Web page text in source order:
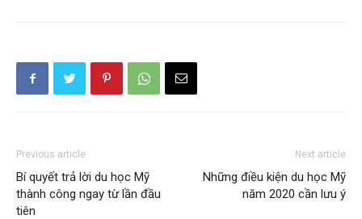
Previous article
Bí quyết trả lời du học Mỹ
thành công ngay từ lần đầu
tiên
Next article
Những điều kiện du học Mỹ
năm 2020 cần lưu ý